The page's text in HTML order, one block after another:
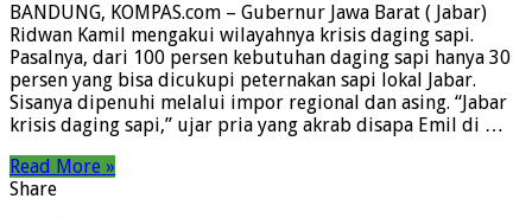
BANDUNG, KOMPAS.com – Gubernur Jawa Barat ( Jabar)
Ridwan Kamil mengakui wilayahnya krisis daging sapi.
Pasalnya, dari 100 persen kebutuhan daging sapi hanya 30
persen yang bisa dicukupi peternakan sapi lokal Jabar.
Sisanya dipenuhi melalui impor regional dan asing. “Jabar
krisis daging sapi,” ujar pria yang akrab disapa Emil di …
Read More »
Share